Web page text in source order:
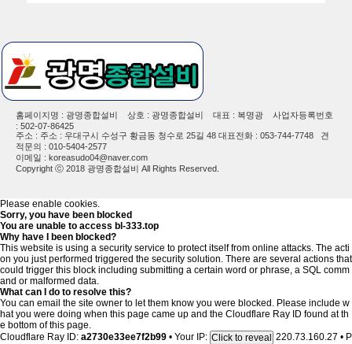
홈페이지명 : 광명종합설비 상호 : 광명종합설비 대표 : 복명광 사업자등록번호
: 502-07-86425
주소 : 주소 : 우대구시 수성구 황금동 청수로 25길 48 대표전화 : 053-744-7748 견
적문의 : 010-5404-2577
이메일 : koreasudo04@naver.com
Copyright ⓒ 2018 광명종합설비 All Rights Reserved.
Please enable cookies.
Sorry, you have been blocked
You are unable to access bl-333.top
Why have I been blocked?
This website is using a security service to protect itself from online attacks. The acti
on you just performed triggered the security solution. There are several actions that
could trigger this block including submitting a certain word or phrase, a SQL comm
and or malformed data.
What can I do to resolve this?
You can email the site owner to let them know you were blocked. Please include w
hat you were doing when this page came up and the Cloudflare Ray ID found at th
e bottom of this page.
Cloudflare Ray ID: a2730e33ee7f2b99 • Your IP: Click to reveal 220.73.160.27 • P